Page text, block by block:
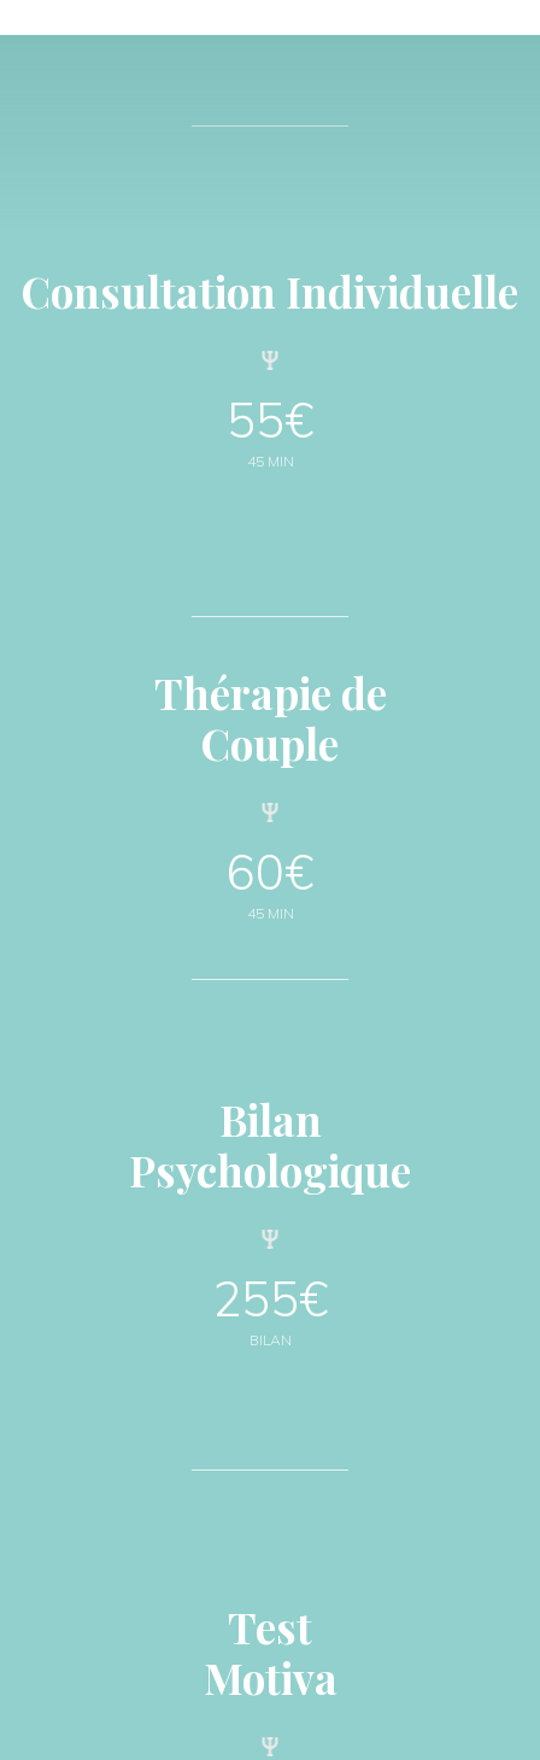
Consultation Individuelle
55€
45 MIN
Thérapie de
Couple
60€
45 MIN
Bilan
Psychologique
255€
BILAN
Test
Motiva